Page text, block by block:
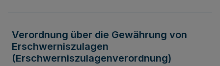
Verordnung über die Gewährung von
Erschwerniszulagen
(Erschwerniszulagenverordnung)